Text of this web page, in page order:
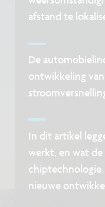
afstand te
De
ontwikkeling
In dit artikel
werkt, en wat de
nieuwe